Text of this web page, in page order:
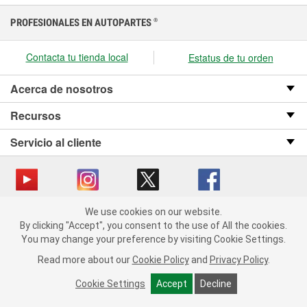
We use cookies on our website. By clicking "Accept", you consent
to the use of All the cookies.
You may change your preference by visiting Cookie Settings.
Read more about our Cookie Policy and Privacy Policy.
Cookie Settings Accept Decline
PROFESIONALES EN AUTOPARTES ®
Contacta tu tienda local Estatus de tu orden
Acerca de nosotros
Recursos
Servicio al cliente
Copyright © 2008-2026 O’Reilly Auto Parts v OST_3.2.0.0.729 (3) cv1361
catalog_main
Política de privacidad
Ley de transparencia en las cadenas de suministro
de California
We use cookies on our website.
By clicking "Accept", you consent to the use of All the cookies.
You may change your preference by visiting Cookie Settings.
Read more about our Cookie Policy and Privacy Policy.
Cookie Settings Accept Decline